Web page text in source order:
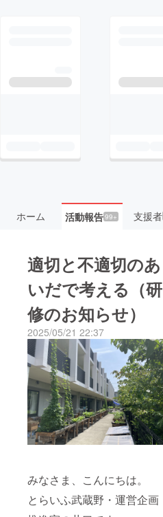
ホーム 活動報告99+ 支援者
適切と不適切のあ
いだで考える（研
修のお知らせ）
2025/05/21 22:37
みなさま、こんにちは。
とらいふ武蔵野・運営企画